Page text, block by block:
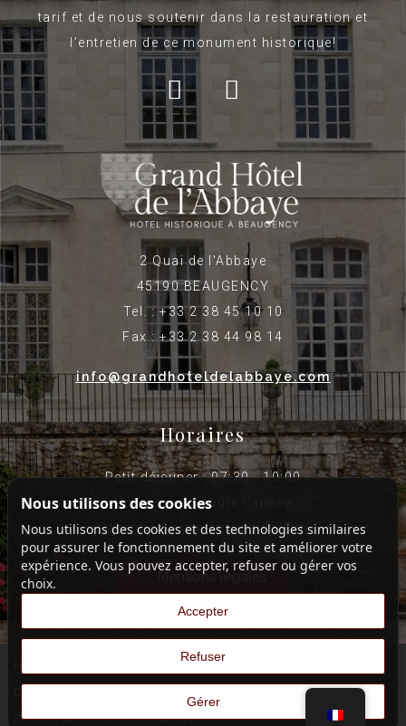
tarif et de nous soutenir dans la restauration et
l’entretien de ce monument historique!
2 Quai de l'Abbaye
45190 BEAUGENCY
Tel. : +33 2 38 45 10 10
Fax : +33 2 38 44 98 14
info@grandhoteldelabbaye.com
Horaires
Petit déjeuner : 07:30 - 10:00
Hôtel ouvert toute l'année
Réception ouverte jusqu'à 20h
Mentions légales
Agence Web Hôtel Restaurant
Référencement Entreprises|
Création site monument historique
Nous utilisons des cookies
Nous utilisons des cookies et des technologies similaires
pour assurer le fonctionnement du site et améliorer votre
expérience. Vous pouvez accepter, refuser ou gérer vos
choix.
Accepter
Refuser
Gérer